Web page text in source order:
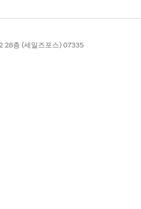
28층 (세일즈포스) 07335